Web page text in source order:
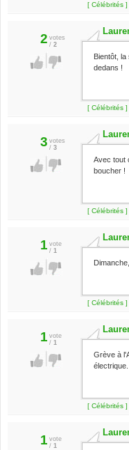
[ Célébrités ]
2 votes
/ 2
Bientôt,
dedans !
[ Célébrités ]
3 votes
/ 3
Avec tout
boucher !
[ Célébrités ]
1 vote
/ 1
[ Célébrités ]
1 vote
/ 1
Grève à
électrique.
[ Célébrités ]
1 vote
/ 1